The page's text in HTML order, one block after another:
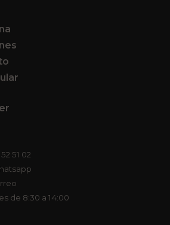
51 02
de 8:30 a 14:00